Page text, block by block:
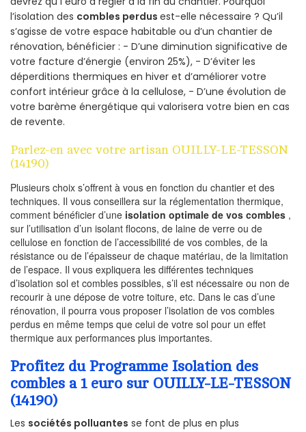
l’isolation des combles perdus est-elle nécessaire ? Qu’il
s’agisse de votre espace habitable ou d’un chantier de
rénovation, bénéficier : - D’une diminution significative de
votre facture d’énergie (environ 25%), - D’éviter les
déperditions thermiques en hiver et d’améliorer votre
confort intérieur grâce à la cellulose, - D’une évolution de
votre barème énergétique qui valorisera votre bien en cas
de revente.
Parlez-en avec votre artisan OUILLY-LE-TESSON
(14190)
Plusieurs choix s’offrent à vous en fonction du chantier et des
techniques. Il vous conseillera sur la réglementation thermique,
comment bénéficier d’une isolation optimale de vos combles ,
sur l’utilisation d’un isolant flocons, de laine de verre ou de
cellulose en fonction de l’accessibilité de vos combles, de la
résistance ou de l’épaisseur de chaque matériau, de la limitation
de l’espace. Il vous expliquera les différentes techniques
d’isolation sol et combles possibles, s’il est nécessaire ou non de
recourir à une dépose de votre toiture, etc. Dans le cas d’une
rénovation, il pourra vous proposer l’isolation de vos combles
perdus en même temps que celui de votre sol pour un effet
thermique aux performances plus importantes.
Profitez du Programme Isolation des
combles a 1 euro sur OUILLY-LE-TESSON
(14190)
Les sociétés polluantes se font de plus en plus